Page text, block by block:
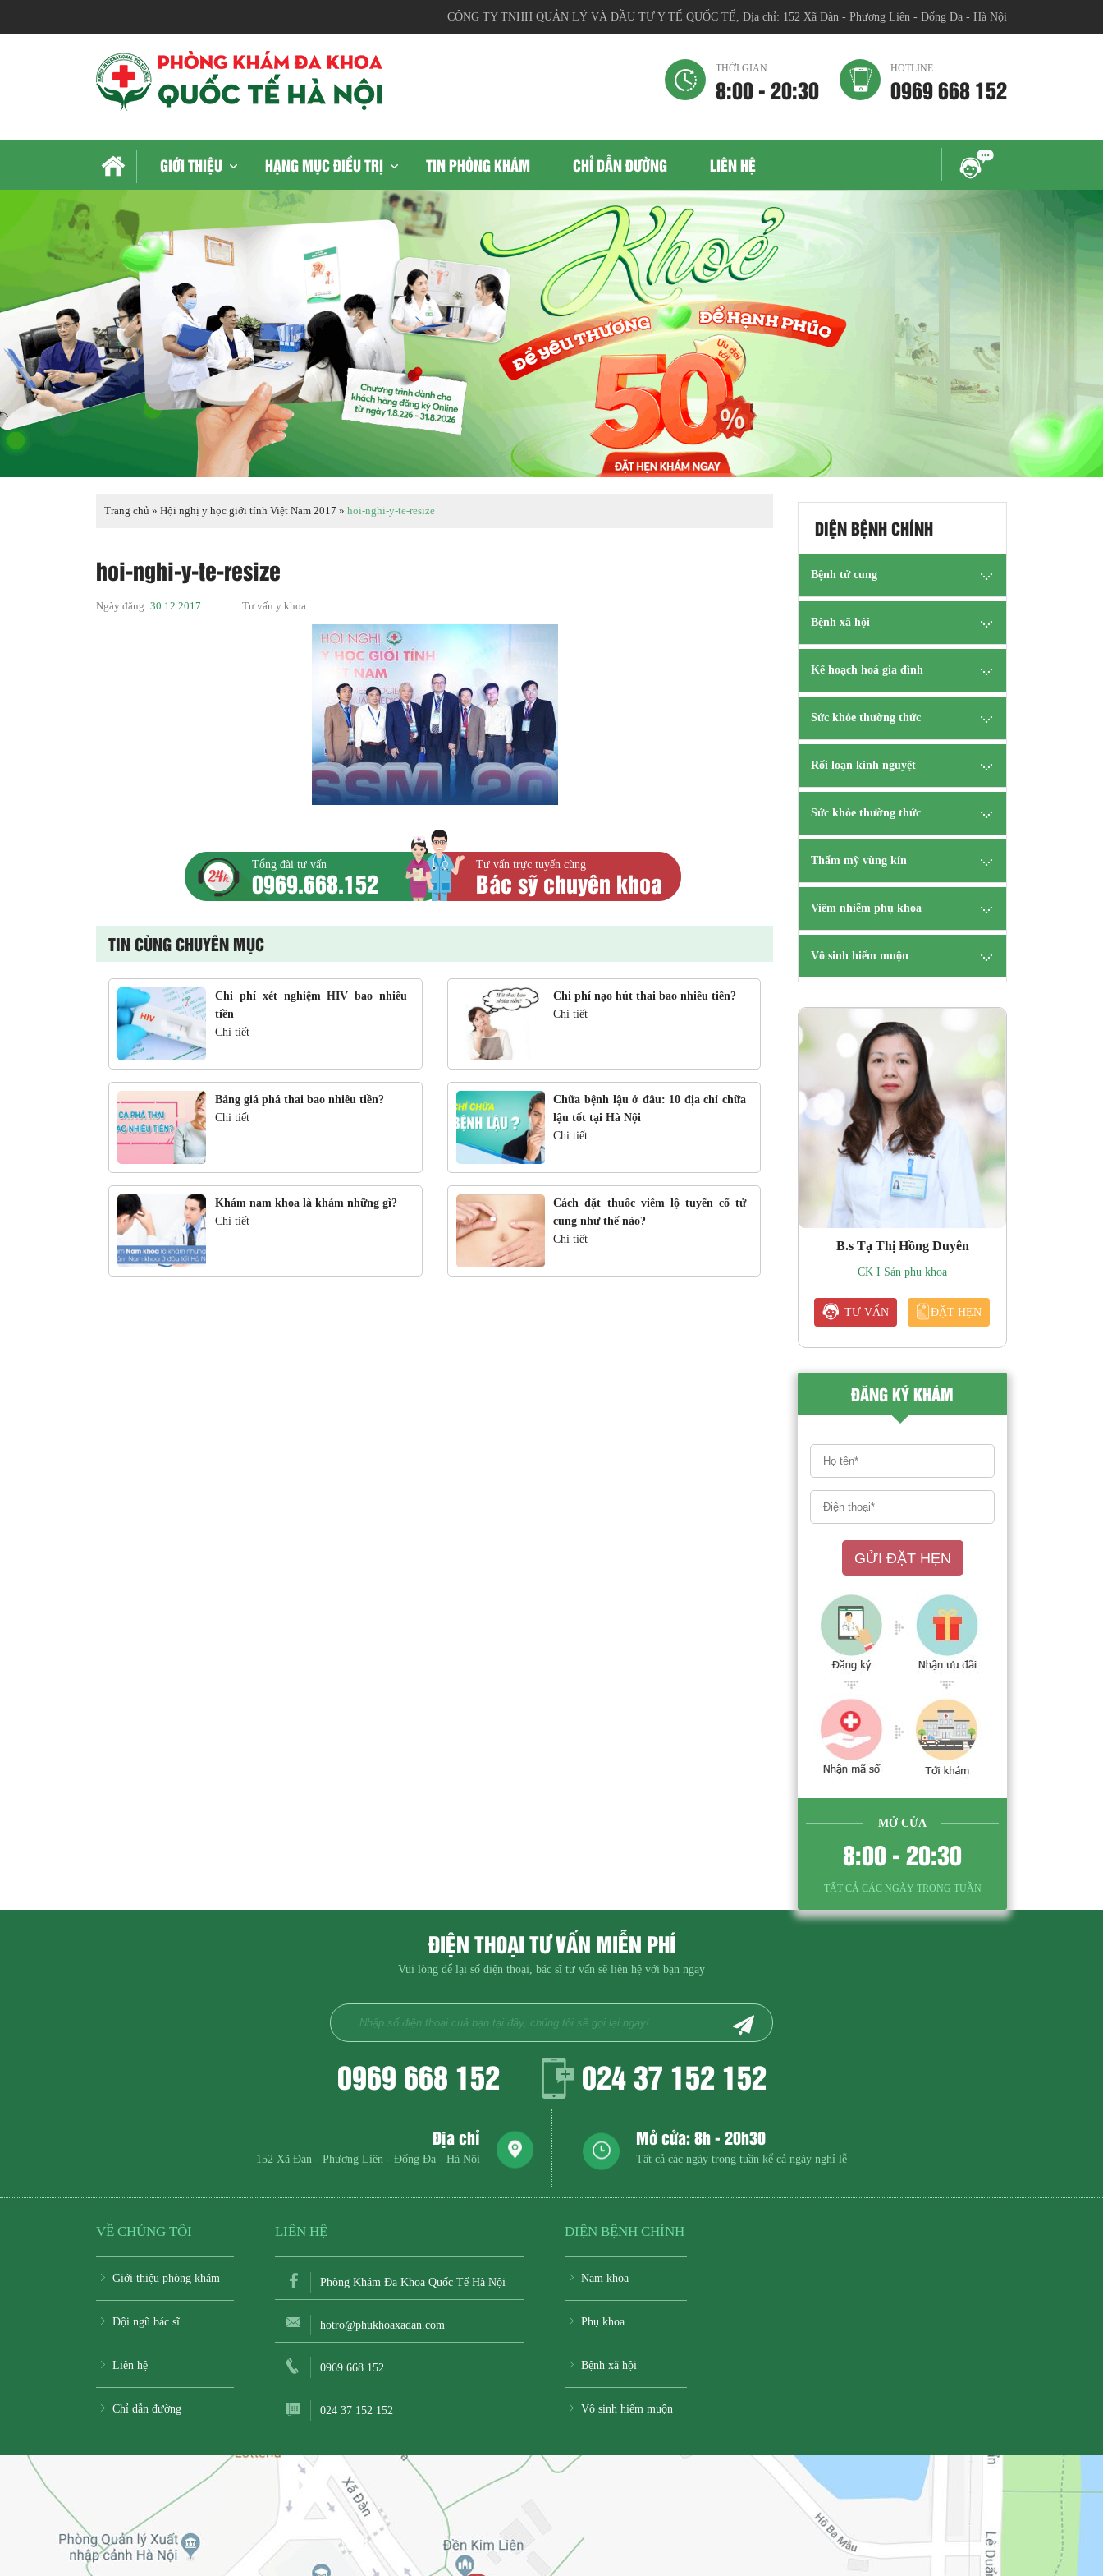
CÔNG TY TNHH QUẢN LÝ VÀ ĐẦU TƯ Y TẾ QUỐC TẾ, Địa chỉ: 152 Xã Đàn - Phương Liên - Đống Đa - Hà Nội
THỜI GIAN
8:00 - 20:30
HOTLINE
0969 668 152
GIỚI THIỆU HẠNG MỤC ĐIỀU TRỊ TIN PHÒNG KHÁM CHỈ DẪN ĐƯỜNG LIÊN HỆ
Trang chủ » Hội nghị y học giới tính Việt Nam 2017 » hoi-nghi-y-te-resize
hoi-nghi-y-te-resize
Ngày đăng: 30.12.2017 Tư vấn y khoa:
Tổng đài tư vấn
0969.668.152
Tư vấn trực tuyến cùng
Bác sỹ chuyên khoa
TIN CÙNG CHUYÊN MỤC
Chi phí xét nghiệm HIV bao nhiêu
tiền
Chi tiết
Chi phí nạo hút thai bao nhiêu tiền?
Chi tiết
Bảng giá phá thai bao nhiêu tiền?
Chi tiết
Chữa bệnh lậu ở đâu: 10 địa chỉ chữa
lậu tốt tại Hà Nội
Chi tiết
Khám nam khoa là khám những gì?
Chi tiết
Cách đặt thuốc viêm lộ tuyến cổ tử
cung như thế nào?
Chi tiết
DIỆN BỆNH CHÍNH
Bệnh tử cung
Bệnh xã hội
Kế hoạch hoá gia đình
Sức khỏe thường thức
Rối loạn kinh nguyệt
Sức khỏe thường thức
Thẩm mỹ vùng kín
Viêm nhiễm phụ khoa
Vô sinh hiếm muộn
B.s Tạ Thị Hồng Duyên
CK I Sản phụ khoa
ĐẶT HẸN
B.s Tạ Thị Hồng Duyên
CK I Sản phụ khoa
TƯ VẤN ĐẶT HẸN
ĐĂNG KÝ KHÁM
GỬI ĐẶT HẸN
MỞ CỬA
8:00 - 20:30
TẤT CẢ CÁC NGÀY TRONG TUẦN
ĐIỆN THOẠI TƯ VẤN MIỄN PHÍ
Vui lòng để lại số điện thoại, bác sĩ tư vấn sẽ liên hệ với bạn ngay
0969 668 152 024 37 152 152
Địa chỉ
152 Xã Đàn - Phương Liên - Đống Đa - Hà Nội
Mở cửa: 8h - 20h30
Tất cả các ngày trong tuần kể cả ngày nghỉ lễ
VỀ CHÚNG TÔI
Giới thiệu phòng khám
Đội ngũ bác sĩ
Liên hệ
Chỉ dẫn đường
LIÊN HỆ
Phòng Khám Đa Khoa Quốc Tế Hà Nội
hotro@phukhoaxadan.com
0969 668 152
024 37 152 152
DIỆN BỆNH CHÍNH
Nam khoa
Phụ khoa
Bệnh xã hội
Vô sinh hiếm muộn